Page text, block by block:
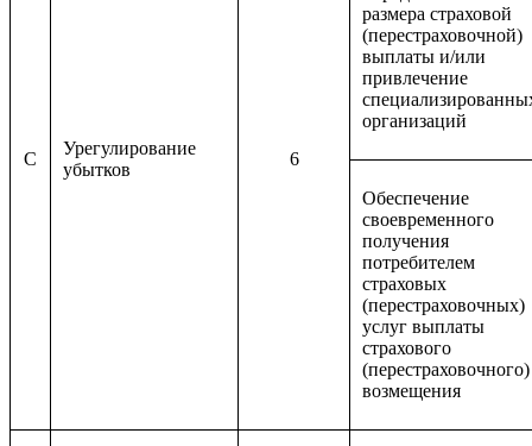
C
Урегулирование
убытков
6
размера страховой
(перестраховочной)
выплаты и/или
привлечение
организаций
Обеспечение
своевременного
получения
потребителем
страховых
(перестраховочных)
услуг выплаты
страхового
(перестраховочного)
возмещения